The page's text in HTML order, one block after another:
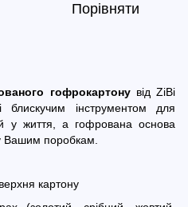
Порівняти
гофрокартону від ZiBi
інструментом для
у життя, а гофрована основа
Вашим поробкам.
картону